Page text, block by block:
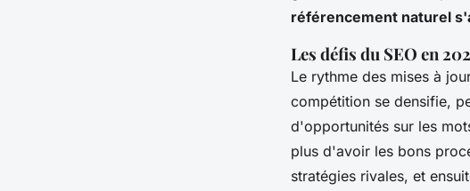
référencement naturel
Les défis du SEO en
Le rythme des mises à
compétition se densifie,
d'opportunités sur les
plus d'avoir les bons
stratégies rivales, et